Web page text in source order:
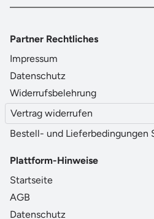
Partner Rechtliches
Impressum
Datenschutz
Widerrufsbelehrung
Vertrag widerrufen
Bestell- und Lieferbedingungen
Plattform-Hinweise
Startseite
AGB
Datenschutz